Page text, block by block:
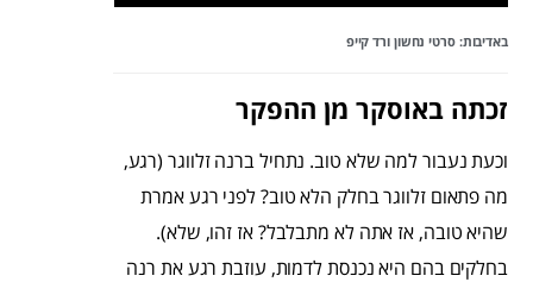
באדיבות: סרטי נחשון ורד קייפ
זכתה באוסקר מן ההפקר
וכעת נעבור למה שלא טוב. נתחיל ברנה זלווגר (רגע,
מה פתאום זלווגר בחלק הלא טוב? לפני רגע אמרת
שהיא טובה, אז אתה לא מתבלבל? אז זהו, שלא).
בחלקים בהם היא נכנסת לדמות, עוזבת רגע את רנה